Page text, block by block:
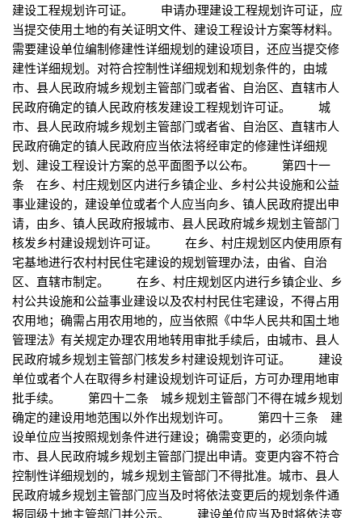
建设工程规划许可证。 申请办理建设工程规划许可证，应
当提交使用土地的有关证明文件、建设工程设计方案等材料。
需要建设单位编制修建性详细规划的建设项目，还应当提交修
建性详细规划。对符合控制性详细规划和规划条件的，由城
市、县人民政府城乡规划主管部门或者省、自治区、直辖市人
民政府确定的镇人民政府核发建设工程规划许可证。 城
市、县人民政府城乡规划主管部门或者省、自治区、直辖市人
民政府确定的镇人民政府应当依法将经审定的修建性详细规
划、建设工程设计方案的总平面图予以公布。 第四十一
条 在乡、村庄规划区内进行乡镇企业、乡村公共设施和公益
事业建设的，建设单位或者个人应当向乡、镇人民政府提出申
请，由乡、镇人民政府报城市、县人民政府城乡规划主管部门
核发乡村建设规划许可证。 在乡、村庄规划区内使用原有
宅基地进行农村村民住宅建设的规划管理办法，由省、自治
区、直辖市制定。 在乡、村庄规划区内进行乡镇企业、乡
村公共设施和公益事业建设以及农村村民住宅建设，不得占用
农用地；确需占用农用地的，应当依照《中华人民共和国土地
管理法》有关规定办理农用地转用审批手续后，由城市、县人
民政府城乡规划主管部门核发乡村建设规划许可证。 建设
单位或者个人在取得乡村建设规划许可证后，方可办理用地审
批手续。 第四十二条 城乡规划主管部门不得在城乡规划
确定的建设用地范围以外作出规划许可。 第四十三条 建
设单位应当按照规划条件进行建设；确需变更的，必须向城
市、县人民政府城乡规划主管部门提出申请。变更内容不符合
控制性详细规划的，城乡规划主管部门不得批准。城市、县人
民政府城乡规划主管部门应当及时将依法变更后的规划条件通
报同级土地主管部门并公示。 建设单位应当及时将依法变